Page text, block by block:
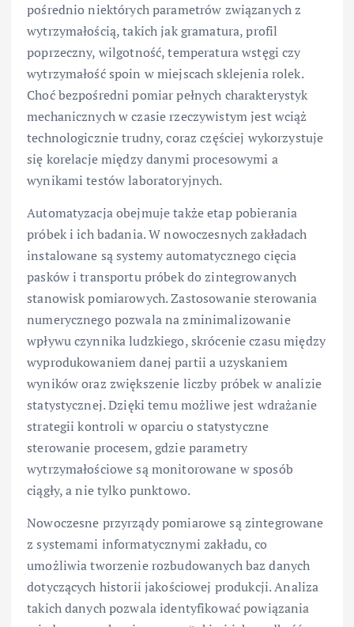
pośrednio niektórych parametrów związanych z
wytrzymałością, takich jak gramatura, profil
poprzeczny, wilgotność, temperatura wstęgi czy
wytrzymałość spoin w miejscach sklejenia rolek.
Choć bezpośredni pomiar pełnych charakterystyk
mechanicznych w czasie rzeczywistym jest wciąż
technologicznie trudny, coraz częściej wykorzystuje
się korelacje między danymi procesowymi a
wynikami testów laboratoryjnych.
Automatyzacja obejmuje także etap pobierania
próbek i ich badania. W nowoczesnych zakładach
instalowane są systemy automatycznego cięcia
pasków i transportu próbek do zintegrowanych
stanowisk pomiarowych. Zastosowanie sterowania
numerycznego pozwala na zminimalizowanie
wpływu czynnika ludzkiego, skrócenie czasu między
wyprodukowaniem danej partii a uzyskaniem
wyników oraz zwiększenie liczby próbek w analizie
statystycznej. Dzięki temu możliwe jest wdrażanie
strategii kontroli w oparciu o statystyczne
sterowanie procesem, gdzie parametry
wytrzymałościowe są monitorowane w sposób
ciągły, a nie tylko punktowo.
Nowoczesne przyrządy pomiarowe są zintegrowane
z systemami informatycznymi zakładu, co
umożliwia tworzenie rozbudowanych baz danych
dotyczących historii jakościowej produkcji. Analiza
takich danych pozwala identyfikować powiązania